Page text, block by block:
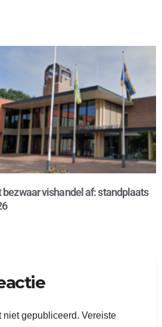
vishandel af: standplaats
niet gepubliceerd. Vereiste